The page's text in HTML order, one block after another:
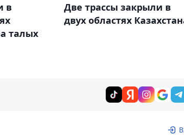
в
талых
Две трассы закрыли в
двух областях